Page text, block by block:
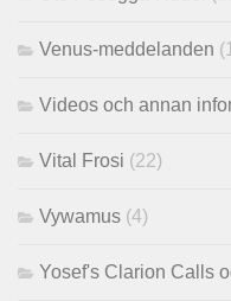
Venus-meddelanden
Videos och annan
Vital Frosi (22)
Vywamus (4)
Yosef's Clarion Calls